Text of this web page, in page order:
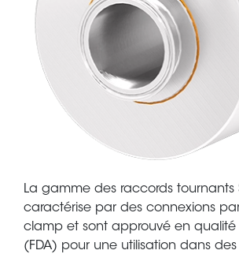
La gamme des raccords tournants
caractérise par des connexions
clamp et sont approuvé en qualité
(FDA) pour une utilisation dans des